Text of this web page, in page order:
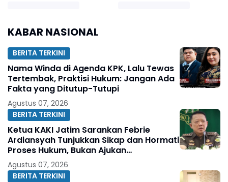
KABAR NASIONAL
BERITA TERKINI
Nama Winda di Agenda KPK, Lalu Tewas
Tertembak, Praktisi Hukum: Jangan Ada
Fakta yang Ditutup-Tutupi
Agustus 07, 2026
BERITA TERKINI
Ketua KAKI Jatim Sarankan Febrie
Ardiansyah Tunjukkan Sikap dan Hormati
Proses Hukum, Bukan Ajukan
Praperadilan
Agustus 07, 2026
BERITA TERKINI